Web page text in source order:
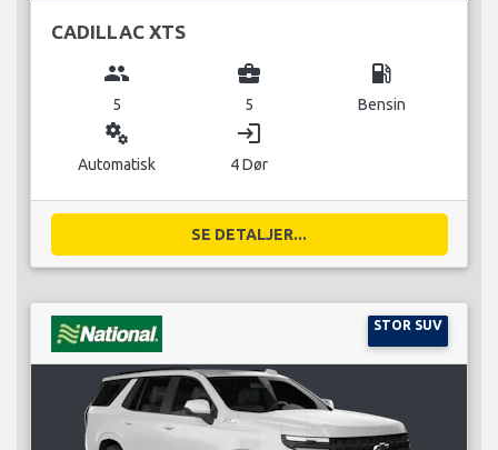
CADILLAC XTS
group
5
business_center
5
local_gas_station
Bensin
miscellaneous_services
Automatisk
login
4 Dør
SE DETALJER...
STOR SUV